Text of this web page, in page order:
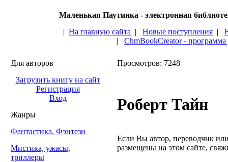
Маленькая Паутинка - электронная
| На главную сайта | Новые поступления |
| ChmBookCreator -
Для авторов
Загрузить книгу на сайт
Регистрация
Вход
Жанры
Фантастика, Фэнтези
Мистика, ужасы,
триллеры
Просмотров: 7248
Роберт Тайн
Если Вы автор, переводчик
размещены на этом сайте,